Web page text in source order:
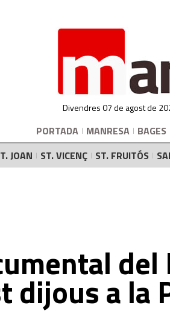
Divendres 07 de agost de
PORTADA MANRESA BAGES
JOAN
ST. VICENÇ ST. FRUITÓS
dijous a la